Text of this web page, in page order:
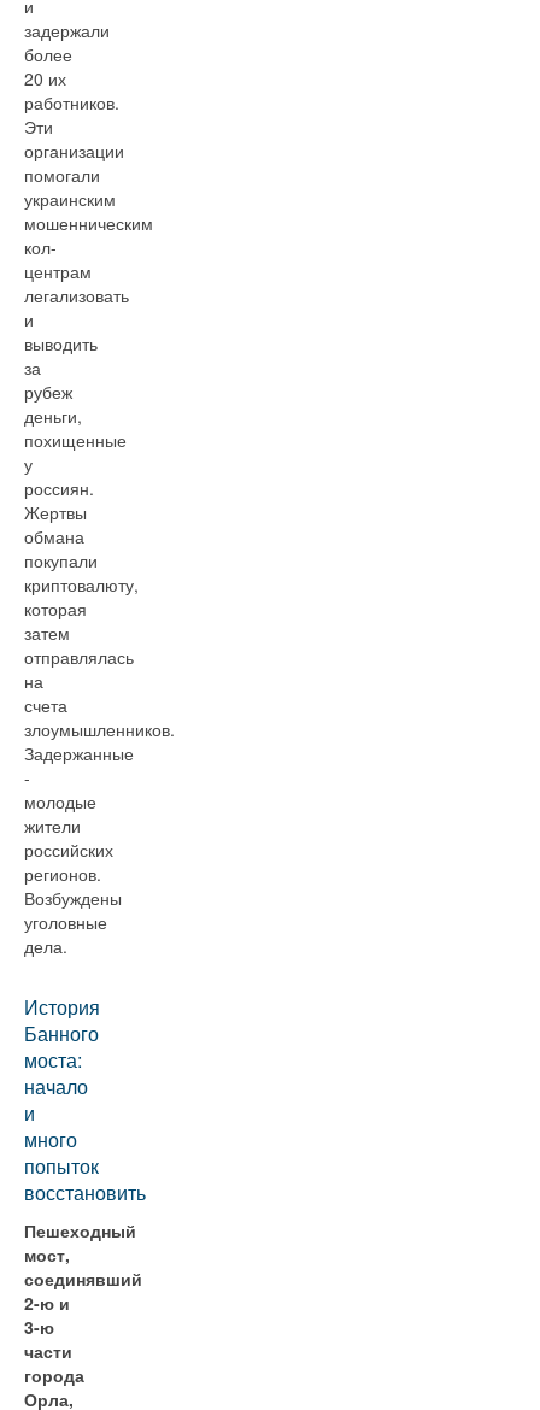
и
задержали
более
20 их
работников.
Эти
организации
помогали
украинским
мошенническим
кол-
центрам
легализовать
и
выводить
за
рубеж
деньги,
похищенные
у
россиян.
Жертвы
обмана
покупали
криптовалюту,
которая
затем
отправлялась
на
счета
злоумышленников.
Задержанные
-
молодые
жители
российских
регионов.
Возбуждены
уголовные
дела.
История
Банного
моста:
начало
и
много
попыток
восстановить
Пешеходный
мост,
соединявший
2-ю и
3-ю
части
города
Орла,